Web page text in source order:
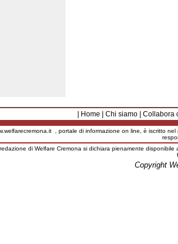
Home Chi siamo Collabora
, portale di informazione on line, è iscritto nel
di Welfare Cremona si dichiara pienamente
Copyright